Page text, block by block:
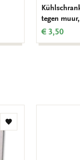
tegen
€ 3,50
Zur